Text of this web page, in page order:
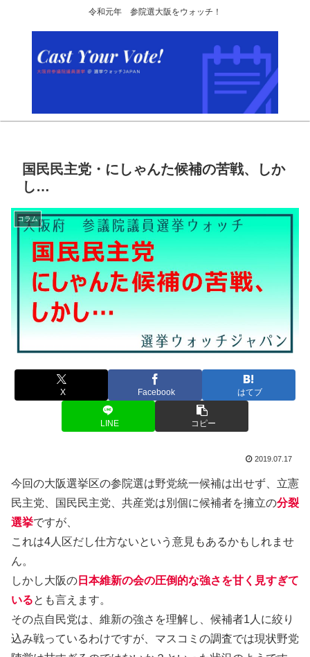
令和元年 参院選大阪をウォッチ！
国民民主党・にしゃんた候補の苦戦、しか
し…
コラム
X Facebook はてブ
LINE コピー
2019.07.17
今回の大阪選挙区の参院選は野党統一候補は出せず、立憲
民主党、国民民主党、共産党は別個に候補者を擁立の分裂
選挙ですが、
これは4人区だし仕方ないという意見もあるかもしれませ
ん。
しかし大阪の 日本維新の会の圧倒的な強さを甘く見すぎて
いるとも言えます。
その点自民党は、維新の強さを理解し、候補者1人に絞り
込み戦っているわけですが、マスコミの調査では現状野党